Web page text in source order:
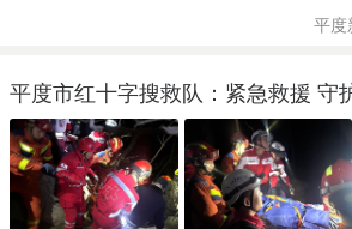
平度
平度市红十字搜救队：紧急救援 守